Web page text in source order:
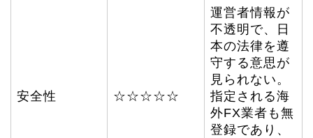
安全性 ☆☆☆☆☆
運営者情報が
不透明で、日
本の法律を遵
守する意思が
見られない。
指定される海
外FX業者も無
登録であり、